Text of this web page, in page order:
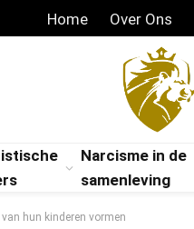
Home Over Ons
Narcisme in de
samenleving
hun kinderen vormen